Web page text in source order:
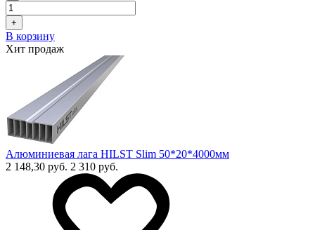
+
В корзину
Хит продаж
Алюминиевая лага HILST Slim 50*20*4000мм
2 148,30 руб. 2 310 руб.